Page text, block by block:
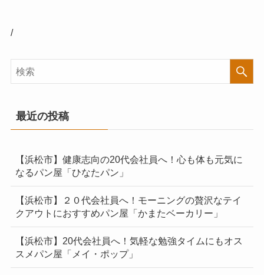
/
最近の投稿
【浜松市】健康志向の20代会社員へ！心も体も元気に
なるパン屋「ひなたパン」
【浜松市】２０代会社員へ！モーニングの贅沢なテイ
クアウトにおすすめパン屋「かまたベーカリー」
【浜松市】20代会社員へ！気軽な勉強タイムにもオス
スメパン屋「メイ・ポップ」